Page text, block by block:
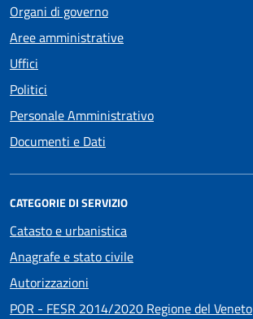
Organi di governo
Aree amministrative
Uffici
Politici
Personale Amministrativo
Documenti e Dati
CATEGORIE DI SERVIZIO
Catasto e urbanistica
Anagrafe e stato civile
Autorizzazioni
POR - FESR 2014/2020 Regione del Veneto